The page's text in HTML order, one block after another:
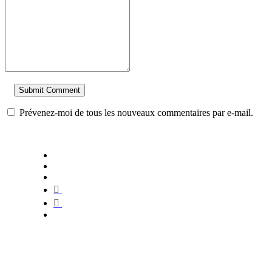
Prévenez-moi de tous les nouveaux commentaires par e-mail.